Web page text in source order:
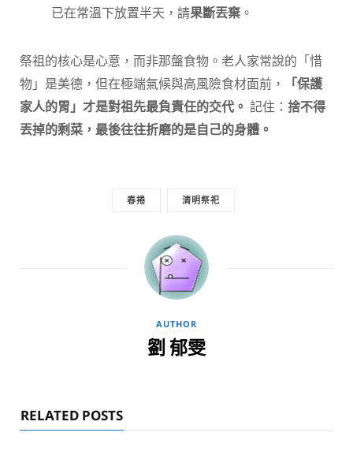
已在常溫下放置半天，請果斷丟棄 。
祭祖的核心是心意，而非那盤食物。老人家常說的「惜
物」是美德，但在極端氣候與高風險食材面前，
「保護
家人的胃」才是對祖先最負責任的交代。 記住： 捨不得
丟掉的剩菜，最後往往折磨的是自己的身體。
春捲 清明祭祀
AUTHOR
劉 郁雯
RELATED POSTS